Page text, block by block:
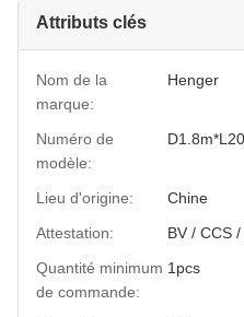
Attributs clés
Nom de la
marque:
Henger
Numéro de
modèle:
Lieu d'origine:
Chine
Attestation:
BV / CCS
Quantité minimum
de commande:
1pcs